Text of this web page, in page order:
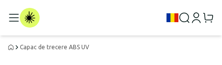
Capac de trecere ABS UV